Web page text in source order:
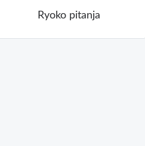
Ryoko pitanja